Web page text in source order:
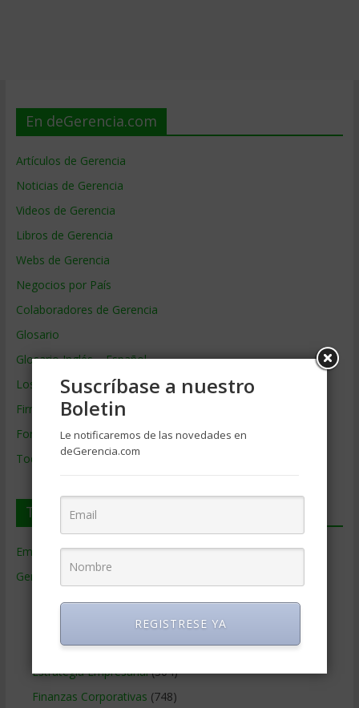
En deGerencia.com
Artículos de Gerencia
Noticias de Gerencia
Videos de Gerencia
Libros de Gerencia
Webs de Gerencia
Negocios por País
Colaboradores de Gerencia
Glosario
Glosario Inglés – Español
Los mejores MBA
Firmas de Gerencia
Formación de Gerencia
Todos los Temas
Temas de Gerencia
Empresas de Gerencia(38)
Gerencia
(9.477)
Educacion Gerencial(454)
Estrategia Empresarial(304)
Finanzas Corporativas (748)
Suscríbase a nuestro
Boletin
Le notificaremos de las novedades en
deGerencia.com
REGISTRESE YA